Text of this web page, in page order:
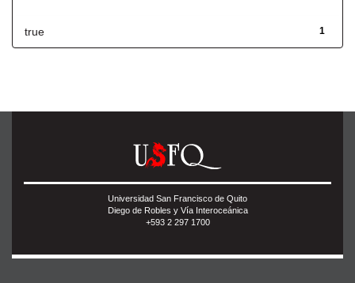
1
true
Universidad San Francisco de Quito
Diego de Robles y Vía Interoceánica
+593 2 297 1700